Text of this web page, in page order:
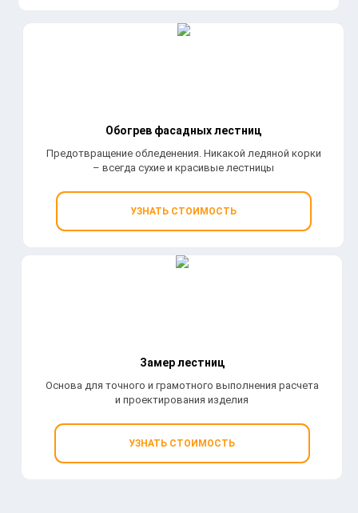
Обогрев фасадных лестниц
Предотвращение обледенения. Никакой ледяной корки
– всегда сухие и красивые лестницы
УЗНАТЬ СТОИМОСТЬ
Замер лестниц
Основа для точного и грамотного выполнения расчета
и проектирования изделия
УЗНАТЬ СТОИМОСТЬ